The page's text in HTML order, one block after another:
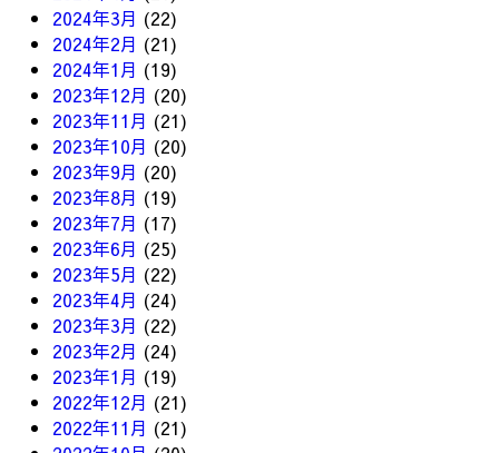
2024年3月 (22)
2024年2月 (21)
2024年1月 (19)
2023年12月 (20)
2023年11月 (21)
2023年10月 (20)
2023年9月 (20)
2023年8月 (19)
2023年7月 (17)
2023年6月 (25)
2023年5月 (22)
2023年4月 (24)
2023年3月 (22)
2023年2月 (24)
2023年1月 (19)
2022年12月 (21)
2022年11月 (21)